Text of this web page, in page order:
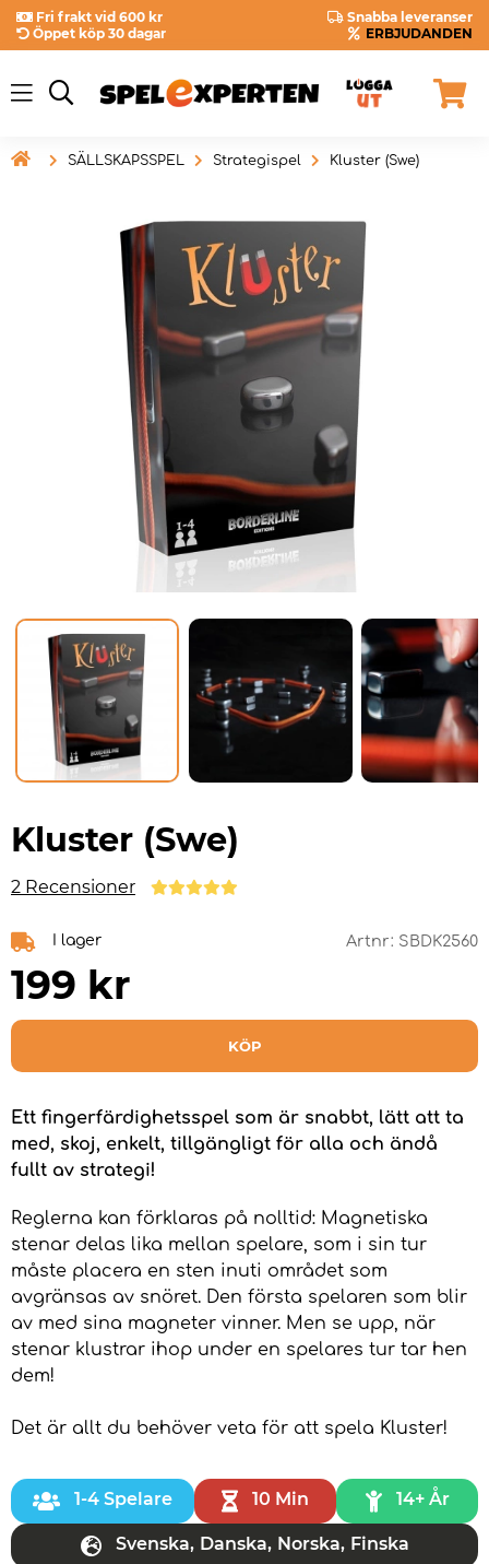
Fri frakt vid 600 kr
Snabba leveranser
Öppet köp 30 dagar
ERBJUDANDEN
 SÄLLSKAPSSPEL Strategispel Kluster (Swe)
Kluster (Swe)
2 Recensioner
I lager Artnr: SBDK2560
199 kr
KÖP
Ett fingerfärdighetsspel som är snabbt, lätt att ta
med, skoj, enkelt, tillgängligt för alla och ändå
fullt av strategi!
Reglerna kan förklaras på nolltid: Magnetiska
stenar delas lika mellan spelare, som i sin tur
måste placera en sten inuti området som
avgränsas av snöret. Den första spelaren som blir
av med sina magneter vinner. Men se upp, när
stenar klustrar ihop under en spelares tur tar hen
dem!
Det är allt du behöver veta för att spela Kluster!
1-4 Spelare 10 Min 14+ År
Svenska, Danska, Norska, Finska